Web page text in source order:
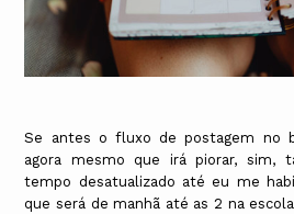
Se antes o fluxo de postagem no
agora mesmo que irá piorar, sim,
tempo desatualizado até eu me
que será de manhã até as 2 na